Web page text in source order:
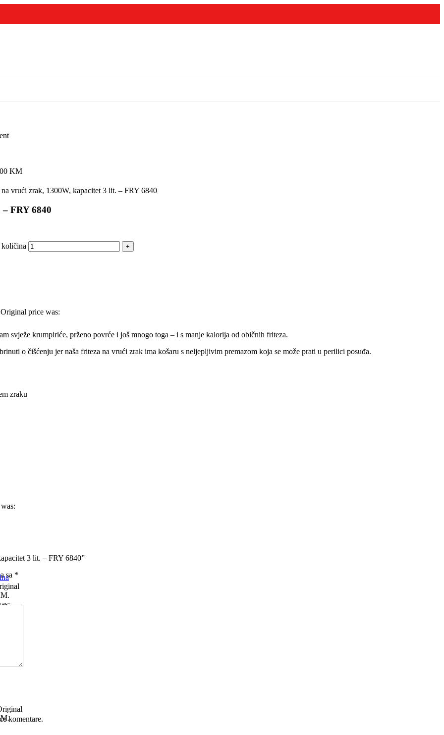
KM
Original price was:
vrući zrak, 1300W, kapacitet 3 lit. – FRY 6840
FRY 6840
količina
svježe krumpiriće, prženo povrće i još mnogo toga – i s manje kalorija od običnih friteza.
o čišćenju jer naša friteza na vrući zrak ima košaru s neljepljivim premazom koja se može prati u perilici posuđa.
zraku
3 lit. – FRY 6840”
sa *
komentare.